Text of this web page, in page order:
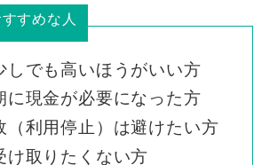
すめな人
しでも高いほうがいい方
に現金が必要になった方
（利用停止）は避けたい方
け取りたくない方